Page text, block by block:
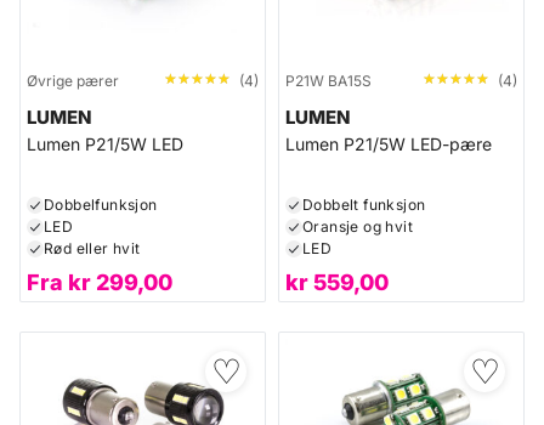
Øvrige pærer ★★★★★
★★★★★ (4)
LUMEN
Lumen P21/5W LED
Dobbelfunksjon
LED
Rød eller hvit
Fra kr299,00
P21W BA15S ★★★★★
★★★★★ (4)
LUMEN
Lumen P21/5W LED-pære
Dobbelt funksjon
Oransje og hvit
LED
kr559,00
♡ ♡